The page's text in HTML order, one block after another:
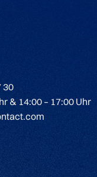
30
& 14:00 – 17:00 Uhr